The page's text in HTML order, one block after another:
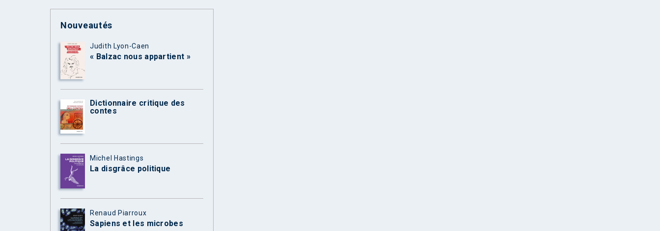
Nouveautés
Judith Lyon-Caen
« Balzac nous appartient »
Dictionnaire critique des
contes
Michel Hastings
La disgrâce politique
Renaud Piarroux
Sapiens et les microbes